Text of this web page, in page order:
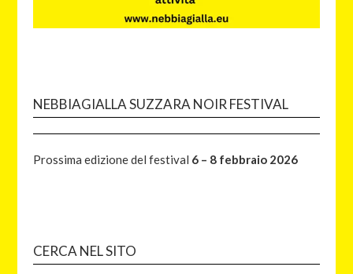
NEBBIAGIALLA SUZZARA NOIR FESTIVAL
Prossima edizione del festival 6 – 8 febbraio 2026
CERCA NEL SITO